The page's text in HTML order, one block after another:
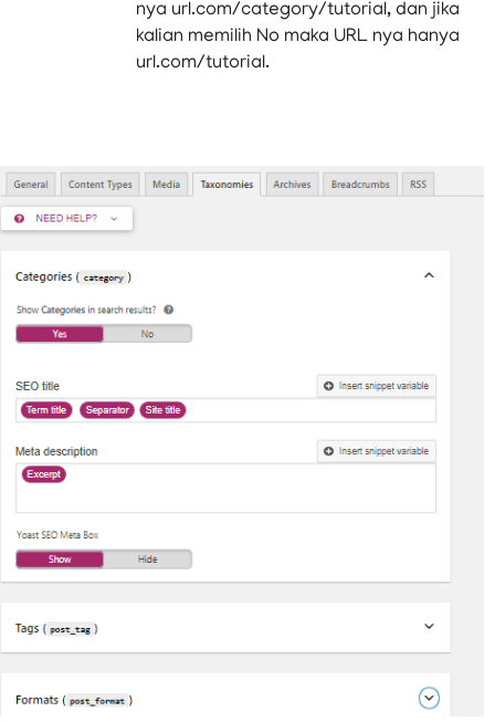
nya url.com/category/tutorial, dan jika
kalian memilih No maka URL nya hanya
url.com/tutorial.